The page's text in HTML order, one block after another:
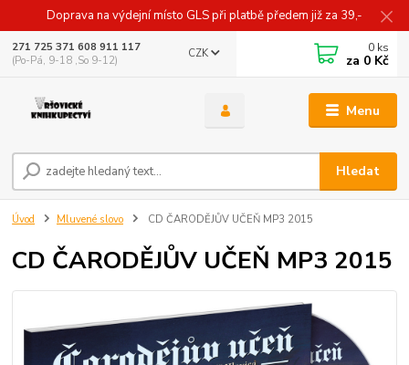
Doprava na výdejní místo GLS při platbě předem již za 39,-
Menu
CZK
Hledat
271 725 371 608 911 117
(Po-Pá, 9-18 ,So 9-12)
0 ks
za 0 Kč
Úvod Mluvené slovo CD ČARODĚJŮV UČEŇ MP3 2015
CD ČARODĚJŮV UČEŇ MP3 2015